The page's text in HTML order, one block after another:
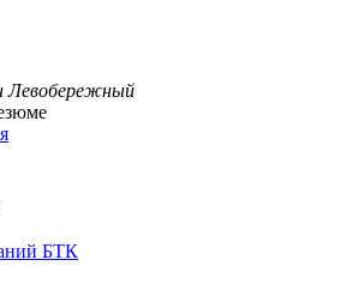
Левобережный
БТК